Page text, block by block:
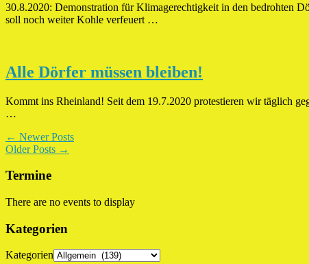
30.8.2020: Demonstration für Klimagerechtigkeit in den bedrohten
soll noch weiter Kohle verfeuert …
Alle Dörfer müssen bleiben!
Kommt ins Rheinland! Seit dem 19.7.2020 protestieren wir täglich
…
← Newer Posts
Older Posts →
Termine
There are no events to display
Kategorien
Kategorien